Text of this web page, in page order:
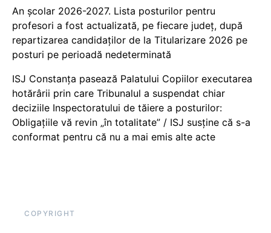
An școlar 2026-2027. Lista posturilor pentru
profesori a fost actualizată, pe fiecare județ, după
repartizarea candidaților de la Titularizare 2026 pe
posturi pe perioadă nedeterminată
ISJ Constanța pasează Palatului Copiilor executarea
hotărârii prin care Tribunalul a suspendat chiar
deciziile Inspectoratului de tăiere a posturilor:
Obligațiile vă revin „în totalitate” / ISJ susține că s-a
conformat pentru că nu a mai emis alte acte
COPYRIGHT